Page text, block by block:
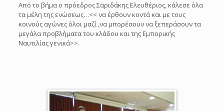
Από το βήμα ο πρόεδρος Σαριδάκης Ελευθέριος, κάλεσε όλα
τα μέλη της ενώσεως…<< να έρθουν κοντά και με τους
κοινούς αγώνες όλοι μαζί ,να μπορέσουν να ξεπεράσουν τα
μεγάλα προβλήματα του κλάδου και της Εμπορικής
Ναυτιλίας γενικά>>.